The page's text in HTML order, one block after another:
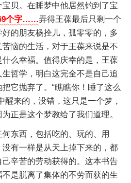
贝。在睡梦中他居然钓到了宝
个字……弄得王葆最后只剩一个
的朋友杨拴儿，孤零零的，多
恼的生活，对于王葆来说是不
么幸福。值得庆幸的是，王葆
哲学，明白这完全不是自己追
它抛弃了。“瞧瞧你！睡了这么
醒来的，没错，这只是一个梦，
正是这个梦教给了我们道理。
东西，包括吃的、玩的、用
有一样是从天上掉下来的，都
辛苦的劳动获得的。这本书告
是脱离了集体的不劳而获的生